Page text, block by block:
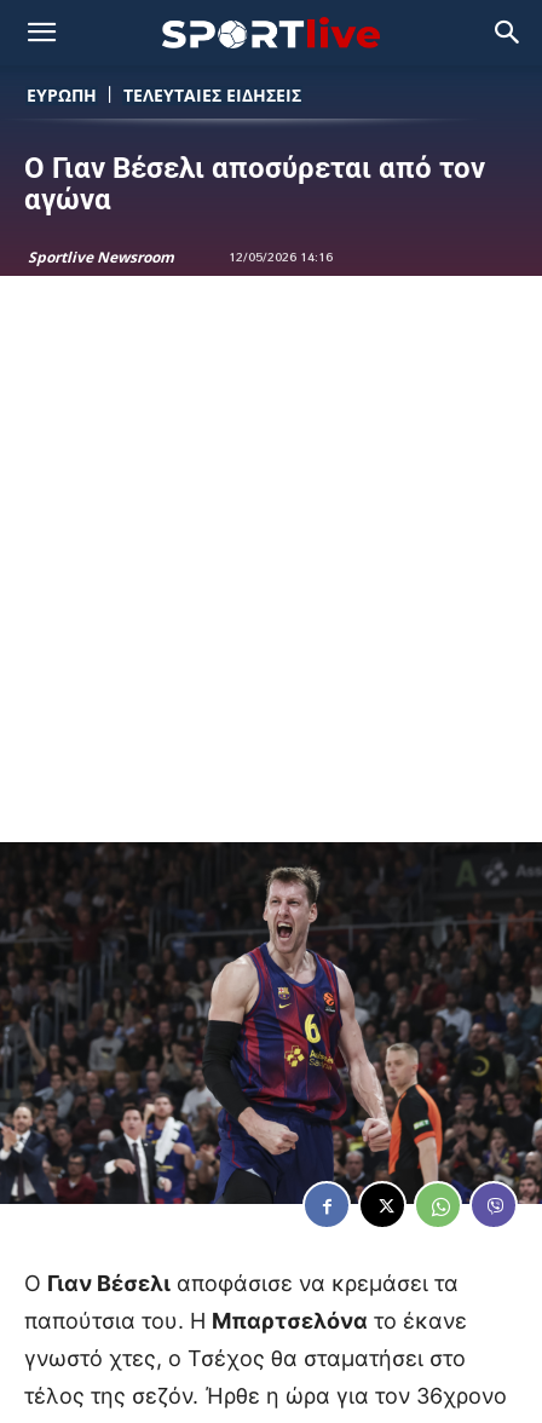
ΕΥΡΩΠΗ ΤΕΛΕΥΤΑΙΕΣ ΕΙΔΗΣΕΙΣ
Ο Γιαν Βέσελι αποσύρεται από τον
αγώνα
Sportlive Newsroom 12/05/2026 14:16
Ο Γιαν Βέσελι αποφάσισε να κρεμάσει τα
παπούτσια του. Η Μπαρτσελόνα το έκανε
γνωστό χτες, ο Τσέχος θα σταματήσει στο
τέλος της σεζόν. Ήρθε η ώρα για τον 36χρονο